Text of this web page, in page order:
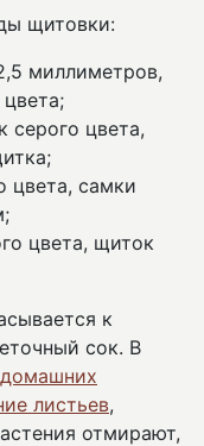
щитовки:
миллиметров,
цвета,
цвета, самки
цвета, щиток
к
сок. В
листьев,
отмирают,